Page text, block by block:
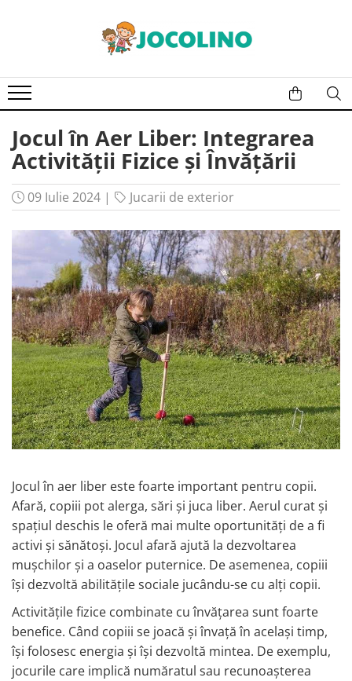
1 - 2 Ani
2 - 3 Ani
3 - 4 Ani
4 - 5 Ani
5 - 6 Ani
6 - 7 Ani
7 - 8 Ani
9+ Ani
Jocul în Aer Liber: Integrarea
Activității Fizice și Învățării
09 Iulie 2024 | Jucarii de exterior
Jocul în aer liber este foarte important pentru copii.
Afară, copiii pot alerga, sări și juca liber. Aerul curat și
spațiul deschis le oferă mai multe oportunități de a fi
activi și sănătoși. Jocul afară ajută la dezvoltarea
mușchilor și a oaselor puternice. De asemenea, copiii
își dezvoltă abilitățile sociale jucându-se cu alți copii.
Activitățile fizice combinate cu învățarea sunt foarte
benefice. Când copiii se joacă și învață în același timp,
își folosesc energia și își dezvoltă mintea. De exemplu,
jocurile care implică număratul sau recunoașterea